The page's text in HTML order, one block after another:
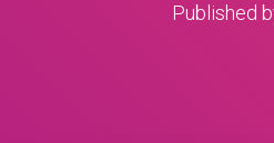
Published